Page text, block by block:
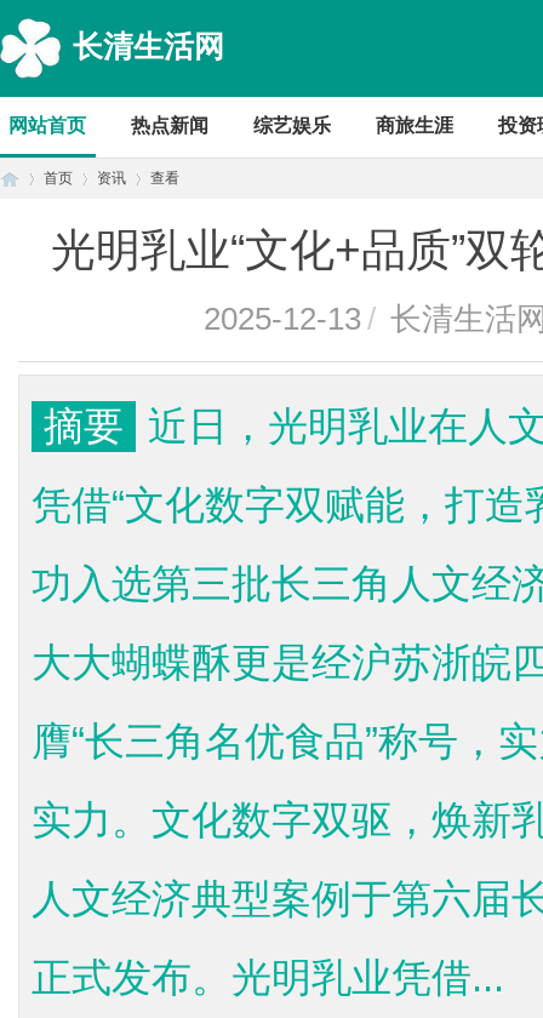
长清生活网
网站首页 热点新闻 综艺娱乐 商旅生涯 投资
首页 资讯 查看
光明乳业“文化+品质”双
2025-12-13/ 长清生活
摘要
近日，光明乳业在人
凭借“文化数字双赋能，打
功入选第三批长三角人文经
大大蝴蝶酥更是经沪苏浙皖
膺“长三角名优食品”称号，
实力。文化数字双驱，焕新
人文经济典型案例于第六届
正式发布。光明乳业凭借...